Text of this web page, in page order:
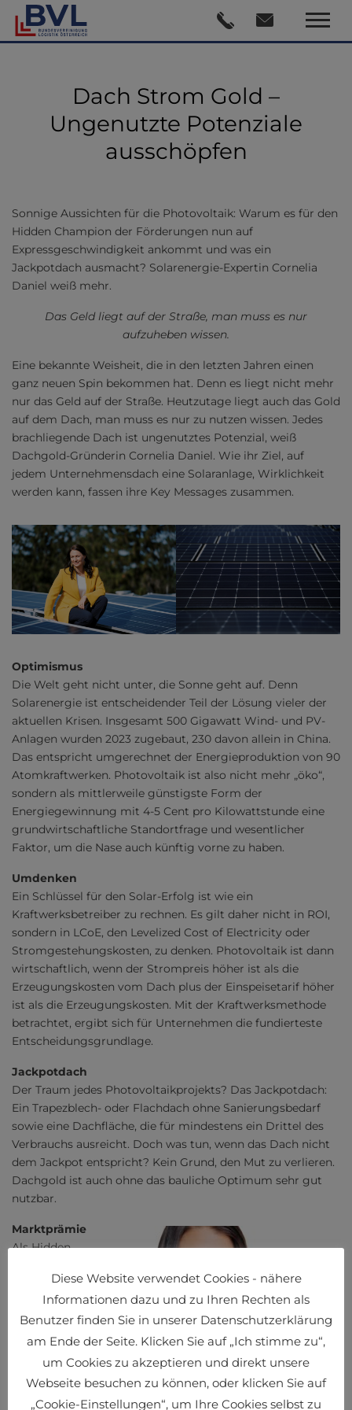
Dach Strom Gold –
Ungenutzte Potenziale
ausschöpfen
Sonnige Aussichten für die Photovoltaik: Warum es für den
Hidden Champion der Förderungen nun auf
Expressgeschwindigkeit ankommt und was ein
Jackpotdach ausmacht? Solarenergie-Expertin Cornelia
Daniel weiß mehr.
Das Geld liegt auf der Straße, man muss es nur
aufzuheben wissen.
Eine bekannte Weisheit, die in den letzten Jahren einen
ganz neuen Spin bekommen hat. Denn es liegt nicht mehr
nur das Geld auf der Straße. Heutzutage liegt auch das Gold
auf dem Dach, man muss es nur zu nutzen wissen. Jedes
brachliegende Dach ist ungenutztes Potenzial, weiß
Dachgold-Gründerin Cornelia Daniel. Wie ihr Ziel, auf
jedem Unternehmensdach eine Solaranlage, Wirklichkeit
werden kann, fassen ihre Key Messages zusammen.
Optimismus
Die Welt geht nicht unter, die Sonne geht auf. Denn
Solarenergie ist entscheidender Teil der Lösung vieler der
aktuellen Krisen. Insgesamt 500 Gigawatt Wind- und PV-
Anlagen wurden 2023 zugebaut, 230 davon allein in China.
Das entspricht umgerechnet der Energieproduktion von 90
Atomkraftwerken. Photovoltaik ist also nicht mehr „öko“,
sondern als mittlerweile günstigste Form der
Energiegewinnung mit 4-5 Cent pro Kilowattstunde eine
grundwirtschaftliche Standortfrage und wesentlicher
Faktor, um die Nase auch künftig vorne zu haben.
Umdenken
Ein Schlüssel für den Solar-Erfolg ist wie ein
Kraftwerksbetreiber zu rechnen. Es gilt daher nicht in ROI,
sondern in LCoE, den Levelized Cost of Electricity oder
Stromgestehungskosten, zu denken. Photovoltaik ist dann
wirtschaftlich, wenn der Strompreis höher ist als die
Erzeugungskosten vom Dach plus der Einspeisetarif höher
ist als die Erzeugungskosten. Mit der Kraftwerksmethode
betrachtet, ergibt sich für Unternehmen die fundierteste
Entscheidungsgrundlage.
Jackpotdach
Der Traum jedes Photovoltaikprojekts? Das Jackpotdach:
Ein Trapezblech- oder Flachdach ohne Sanierungsbedarf
sowie eine Dachfläche, die für mindestens ein Drittel des
Verbrauchs ausreicht. Doch was tun, wenn das Dach nicht
dem Jackpot entspricht? Kein Grund, den Mut zu verlieren.
Dachgold ist auch ohne das bauliche Optimum sehr gut
nutzbar.
Cornelia Daniel
Marktprämie
Als Hidden
Photovoltaik-
Förderung gilt
die EAG
Marktprämie.
Sie stellt für
Diese Website verwendet Cookies - nähere
Informationen dazu und zu Ihren Rechten als
Benutzer finden Sie in unserer Datenschutzerklärung
am Ende der Seite. Klicken Sie auf „Ich stimme zu“,
um Cookies zu akzeptieren und direkt unsere
Webseite besuchen zu können, oder klicken Sie auf
„Cookie-Einstellungen“, um Ihre Cookies selbst zu